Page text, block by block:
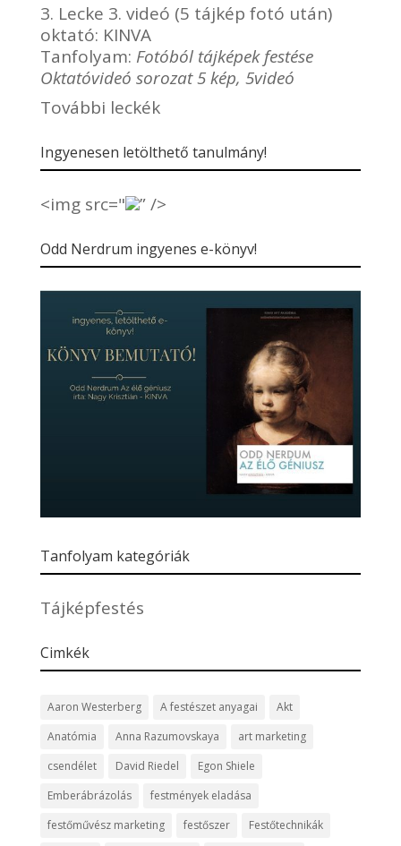
3. Lecke 3. videó (5 tájkép fotó után)
oktató: KINVA
Tanfolyam: Fotóból tájképek festése
Oktatóvideó sorozat 5 kép, 5videó
További leckék
Ingyenesen letölthető tanulmány!
<img src=" ” />
Odd Nerdrum ingyenes e-könyv!
Tanfolyam kategóriák
Tájképfestés
Cimkék
Aaron Westerberg A festészet anyagai
Akt
Anatómia
Anna Razumovskaya
art marketing
csendélet
David Riedel
Egon Shiele
Emberábrázolás
festmények eladása
festőművész marketing
festőszer
Festőtechnikák